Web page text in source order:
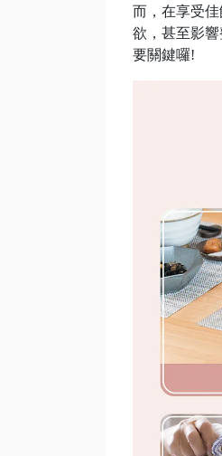
而，在享受
欲，甚至影
要關鍵囉!